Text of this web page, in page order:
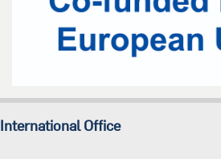
International Office